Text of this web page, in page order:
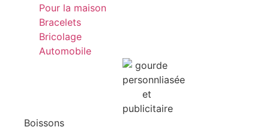
Pour la maison
Bracelets
Bricolage
Automobile
Boissons